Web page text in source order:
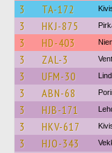
3 TA-172
3 HKJ-875
3 HD-403
3 ZAL-3
3 UFM-30
3 ABN-68
3 HJB-171
3 HKV-617
3 HJO-343